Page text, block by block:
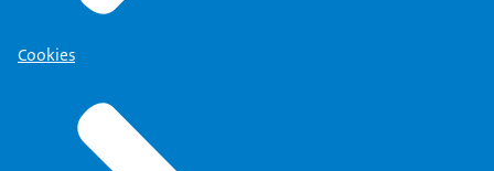
Cookies